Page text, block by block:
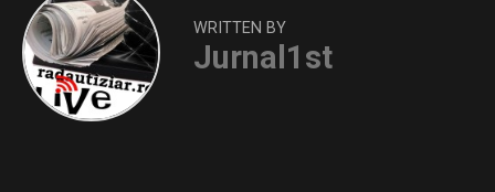
WRITTEN BY
Jurnal1st